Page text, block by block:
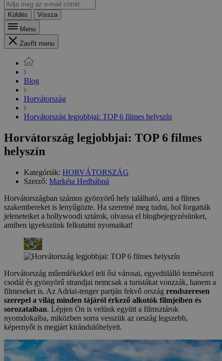
Küldés
Vissza
Menu
Zavřít menu
Blog
Horvátország
Horvátország legjobbjai: TOP 6 filmes helyszín
Horvátország legjobbjai: TOP 6 filmes
helyszín
Kategóriák: HORVÁTORSZÁG
Szerző: Markéta Hedbábná
Horvátországban számos gyönyörű hely található, ami a filmes
szakembereket is lenyűgözte. Ha szeretné meg tudni, hol forgatták
jeleneteiket a hollywoodi sztárok, olvassa el blogbejegyzésünket,
amiben igyekszünk felkutatni nyomaikat!
Horvátország műemlékekkel teli ősi városai, egyedülálló természeti
csodái és gyönyörű strandjai nemcsak a turistákat vonzzák, hanem a
filmeseket is. Az Adriai-tenger partján fekvő ország rendszeresen
szerepel a világ minden tájáról érkező alkotók filmjeiben és
sorozataiban. Lépjen Ön is velünk együtt a filmsztárok
nyomdokaiba, miközben sorra vesszük az ország legszebb,
képernyőt is megjárt kirándulóhelyeit.